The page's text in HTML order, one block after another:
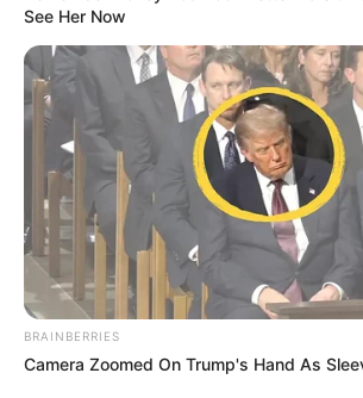
RISCO DE DESABAMENTO FAZ